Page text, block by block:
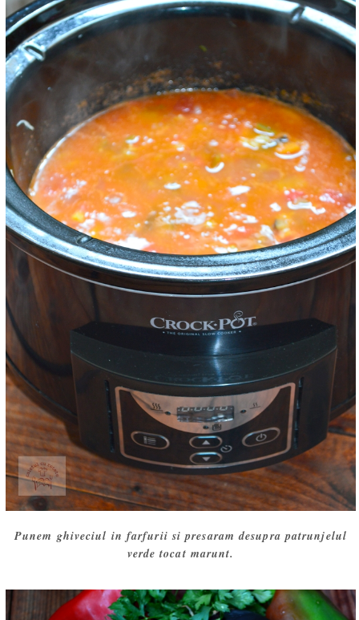
Punem ghiveciul in farfurii si presaram desupra patrunjelul
verde tocat marunt.